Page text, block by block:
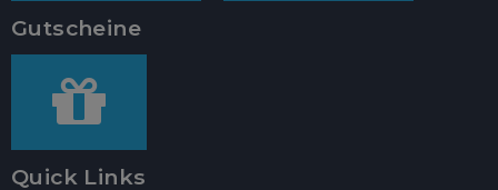
Gutscheine
Quick Links